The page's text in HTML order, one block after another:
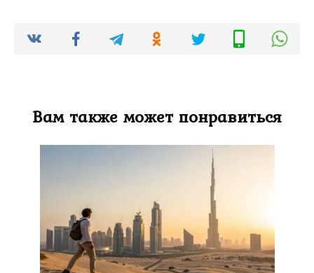
Вам также может понравиться